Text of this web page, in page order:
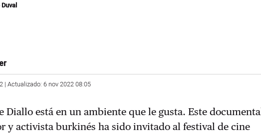
| Actualizado: 6 nov 2022 08:05
Diallo está en un ambiente que le gusta. Este
y activista burkinés ha sido invitado al festival de cine